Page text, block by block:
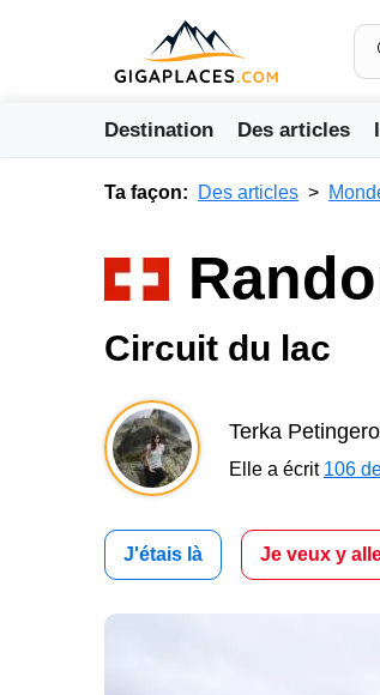
Destination Des articles
Ta façon: Des articles
Circuit du lac
Terka
Elle a écrit 106
J'étais là Je veux y